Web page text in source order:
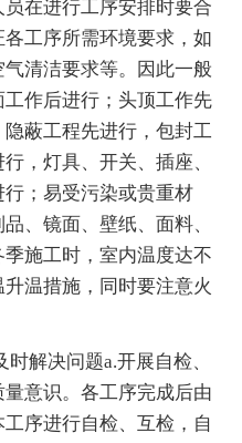
在进行工序安排时要合
工序所需环境要求，如
清洁要求等。因此一般
作后进行；头顶工作先
蔽工程先进行，包封工
，灯具、开关、插座、
；易受污染或贵重材
、镜面、壁纸、面料、
施工时，室内温度达不
温措施，同时要注意火
时解决问题a.开展自检、
意识。各工序完成后由
序进行自检、互检，自